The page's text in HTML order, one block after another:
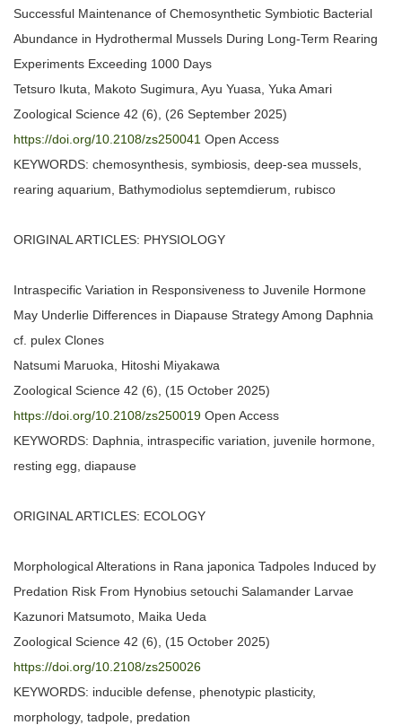
Successful Maintenance of Chemosynthetic Symbiotic Bacterial
Abundance in Hydrothermal Mussels During Long-Term Rearing
Experiments Exceeding 1000 Days
Tetsuro Ikuta, Makoto Sugimura, Ayu Yuasa, Yuka Amari
Zoological Science 42 (6), (26 September 2025)
https://doi.org/10.2108/zs250041 Open Access
KEYWORDS: chemosynthesis, symbiosis, deep-sea mussels,
rearing aquarium, Bathymodiolus septemdierum, rubisco
ORIGINAL ARTICLES: PHYSIOLOGY
Intraspecific Variation in Responsiveness to Juvenile Hormone
May Underlie Differences in Diapause Strategy Among Daphnia
cf. pulex Clones
Natsumi Maruoka, Hitoshi Miyakawa
Zoological Science 42 (6), (15 October 2025)
https://doi.org/10.2108/zs250019 Open Access
KEYWORDS: Daphnia, intraspecific variation, juvenile hormone,
resting egg, diapause
ORIGINAL ARTICLES: ECOLOGY
Morphological Alterations in Rana japonica Tadpoles Induced by
Predation Risk From Hynobius setouchi Salamander Larvae
Kazunori Matsumoto, Maika Ueda
Zoological Science 42 (6), (15 October 2025)
https://doi.org/10.2108/zs250026
KEYWORDS: inducible defense, phenotypic plasticity,
morphology, tadpole, predation